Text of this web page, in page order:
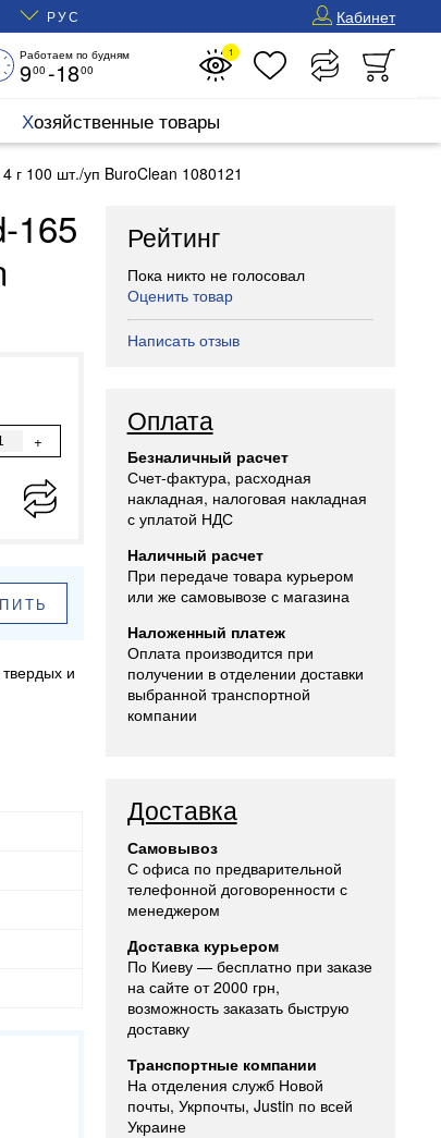
РУС Кабинет
Работаем по будням
900 -1800
1
Хозяйственные товары
г 100 шт./уп BuroClean 1080121
165
+
и
Рейтинг
Пока никто не голосовал
Оценить товар
Написать отзыв
Оплата
Безналичный расчет
Счет-фактура, расходная
накладная, налоговая накладная
с уплатой НДС
Наличный расчет
При передаче товара курьером
или же самовывозе с магазина
Наложенный платеж
Оплата производится при
получении в отделении доставки
выбранной транспортной
компании
Доставка
Самовывоз
С офиса по предварительной
телефонной договоренности с
менеджером
Доставка курьером
По Киеву — бесплатно при заказе
на сайте от 2000 грн,
возможность заказать быструю
доставку
Транспортные компании
На отделения служб Новой
почты, Укрпочты, Justin по всей
Украине